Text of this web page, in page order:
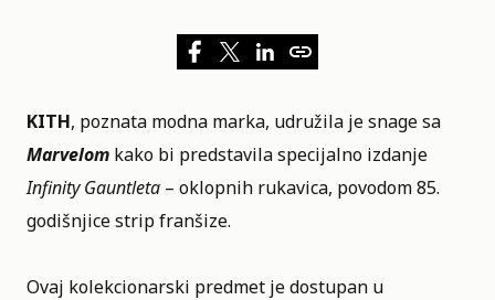
KITH, poznata modna marka, udružila je snage sa
Marvelom kako bi predstavila specijalno izdanje
Infinity Gauntleta – oklopnih rukavica, povodom 85.
godišnjice strip franšize.
Ovaj kolekcionarski predmet je dostupan u